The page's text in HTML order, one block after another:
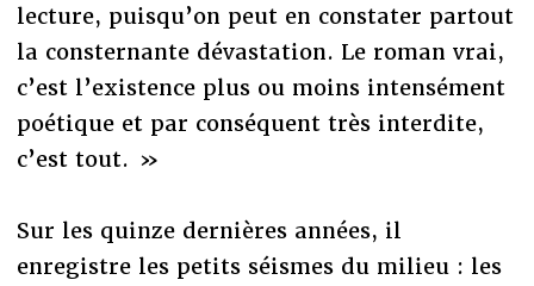
lecture, puisqu’on peut en constater partout
la consternante dévastation. Le roman vrai,
c’est l’existence plus ou moins intensément
poétique et par conséquent très interdite,
c’est tout. »
Sur les quinze dernières années, il
enregistre les petits séismes du milieu : les